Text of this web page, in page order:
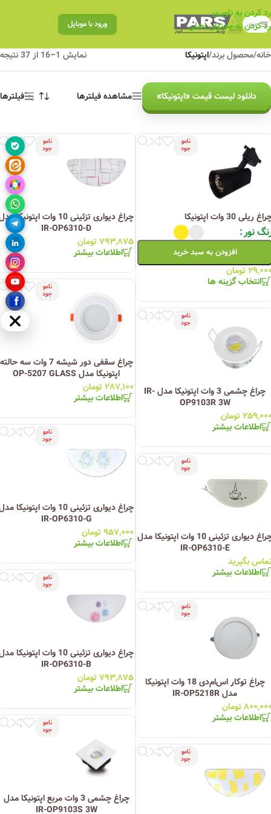
رد کردن به ناوبری
رد کردن به محتوای اصلی
منو ورود با موبایل
خانه/محصول برند/اپتونیکا نمایش 1–16 از 37 نتیجه
دانلود لیست قیمت «اپتونیکا» مشاهده فیلترها فیلترها
نامو
جود
ریلی 30 وات اپتونیکا
نور
افزودن به سبد خرید
تومان
انتخاب گزینه ها
نامو
جود
چراغ دیواری تزئینی 10 وات اپتونیکا
IR-OP6310-D
۷۹۳,۸۷۵تومان
اطلاعات بیشتر
نامو
جود
چراغ سقفی دور شیشه 7 وات سه حالته
اپتونیکا مدل OP-5207 GLASS
۲۸۷,۱۰۰ تومان
اطلاعات بیشتر
نامو
جود
چراغ چشمی 3 وات اپتونیکا مدل IR-
OP9103R 3W
تومان
اطلاعات بیشتر
نامو
جود
چراغ دیواری تزئینی 10 وات اپتونیکا
IR-OP6310-G
۹۵۷,۰۰۰تومان
اطلاعات بیشتر
نامو
جود
چراغ دیواری تزئینی 10 وات اپتونیکا مدل
IR-OP6310-E
بگیرید
اطلاعات بیشتر
نامو
جود
چراغ دیواری تزئینی 10 وات اپتونیکا
IR-OP6310-B
۷۹۳,۸۷۵تومان
اطلاعات بیشتر
نامو
جود
چراغ توکار اس‌ام‌دی 18 وات اپتونیکا
مدل IR-OP5218R
تومان
اطلاعات بیشتر
نامو
جود
چراغ چشمی 3 وات مربع اپتونیکا مدل
IR-OP9103S 3W
نامو
جود